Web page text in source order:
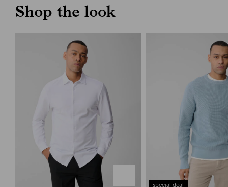
Shop the look
special deal